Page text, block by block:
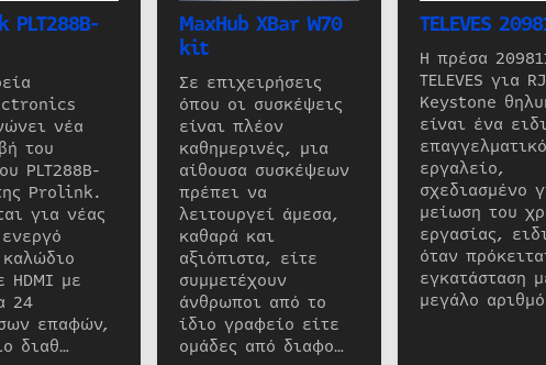
νέα
του
PLT288B-
Prolink.
για νέας
HDMI με
24
επαφών,
διαθ…
MaxHub XBar W70
kit
Σε επιχειρήσεις
όπου οι συσκέψεις
είναι πλέον
καθημερινές, μια
αίθουσα συσκέψεων
πρέπει να
λειτουργεί άμεσα,
καθαρά και
αξιόπιστα, είτε
συμμετέχουν
άνθρωποι από το
ίδιο γραφείο είτε
ομάδες από διαφο…
TELEVES
Η πρέσα
TELEVES για
Keystone
είναι ένα
επαγγελματικό
εργαλείο,
σχεδιασμένο
μείωση του
εργασίας,
όταν
εγκατάσταση
μεγάλο